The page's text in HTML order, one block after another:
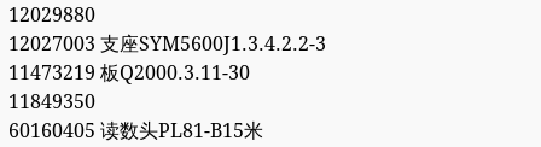
12029880
12027003 支座SYM5600J1.3.4.2.2-3
11473219 板Q2000.3.11-30
11849350
60160405 读数头PL81-B15米